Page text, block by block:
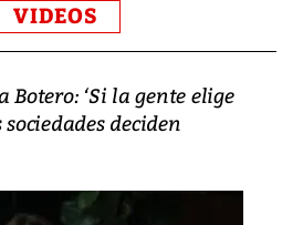
VIDEOS
Botero: ‘Si la gente elige
deciden